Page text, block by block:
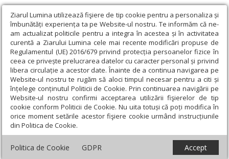
Ziarul Lumina utilizează fişiere de tip cookie pentru a personaliza și
îmbunătăți experiența ta pe Website-ul nostru. Te informăm că ne-
am actualizat politicile pentru a integra în acestea și în activitatea
curentă a Ziarului Lumina cele mai recente modificări propuse de
Regulamentul (UE) 2016/679 privind protecția persoanelor fizice în
ceea ce privește prelucrarea datelor cu caracter personal și privind
libera circulație a acestor date. Înainte de a continua navigarea pe
Website-ul nostru te rugăm să aloci timpul necesar pentru a citi și
înțelege conținutul Politicii de Cookie. Prin continuarea navigării pe
Website-ul nostru confirmi acceptarea utilizării fişierelor de tip
cookie conform Politicii de Cookie. Nu uita totuși că poți modifica în
orice moment setările acestor fişiere cookie urmând instrucțiunile
din Politica de Cookie.
Politica de Cookie GDPR Accept
Ziarul Lumina › Actualitate religioasă › Știri › Înaltpreasfinţitul
Mitropolit Andrei și Episcopul Neophytos din Kenya au slujit la
Catedrala Mitropolitană clujeană
Înaltpreasfinţitul Mitropolit Andrei și
Episcopul Neophytos din Kenya au slujit la
Catedrala Mitropolitană clujeană